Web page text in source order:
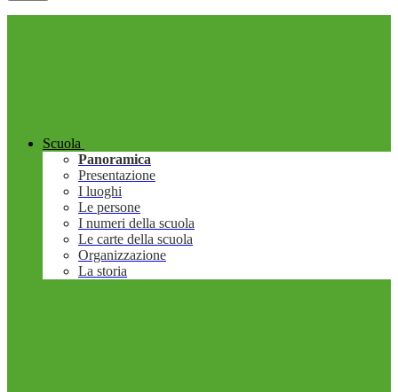
Scuola
Panoramica
Presentazione
I luoghi
Le persone
I numeri della scuola
Le carte della scuola
Organizzazione
La storia